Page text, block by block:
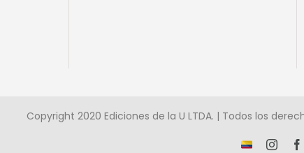
Copyright 2020 Ediciones de la U LTDA. | Todos los
¡Somos